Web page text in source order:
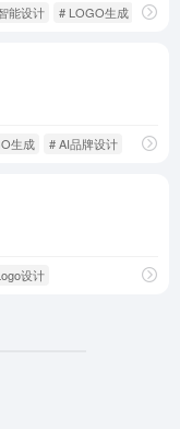
能设计 # LOGO生成
生成 # AI品牌设计
设计